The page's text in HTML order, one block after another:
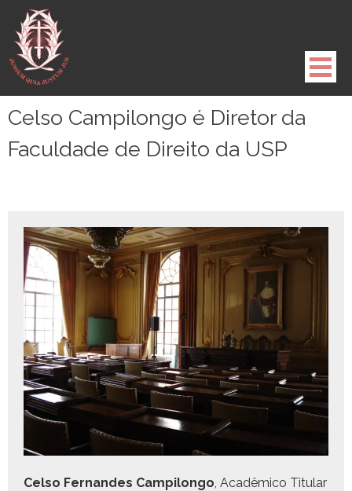
para
conteúdo
Celso Campilongo é Diretor da
Faculdade de Direito da USP
Cel­so Fer­nan­des Campilon­go, Acadêmi­co Tit­u­lar